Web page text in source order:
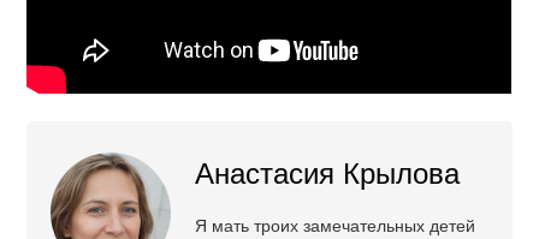
Анастасия Крылова
Я мать троих замечательных детей